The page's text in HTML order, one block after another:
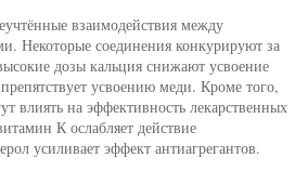
взаимодействия между
Некоторые соединения конкурируют за
дозы кальция снижают усвоение
усвоению меди. Кроме того,
влиять на эффективность лекарственных
К ослабляет действие
усиливает эффект антиагрегантов.